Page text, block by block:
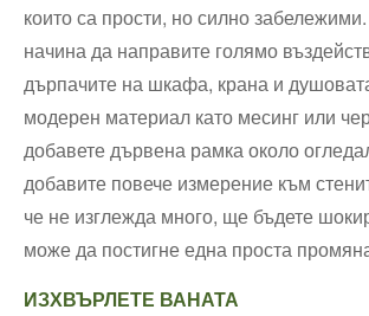
които са прости, но силно
начина да направите голямо
дърпачите на шкафа, крана и
модерен материал като месинг или
добавете дървена рамка около
добавите повече измерение към
че не изглежда много, ще бъдете
може да постигне една проста
ИЗХВЪРЛЕТЕ ВАНАТА